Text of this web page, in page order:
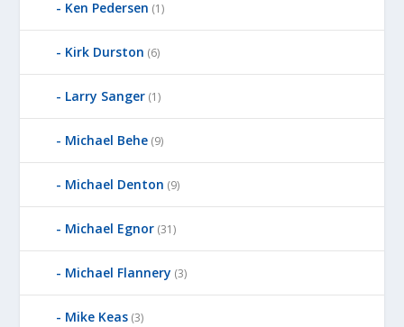
Ken Pedersen (1)
Kirk Durston (6)
Larry Sanger (1)
Michael Behe (9)
Michael Denton (9)
Michael Egnor (31)
Michael Flannery (3)
Mike Keas (3)